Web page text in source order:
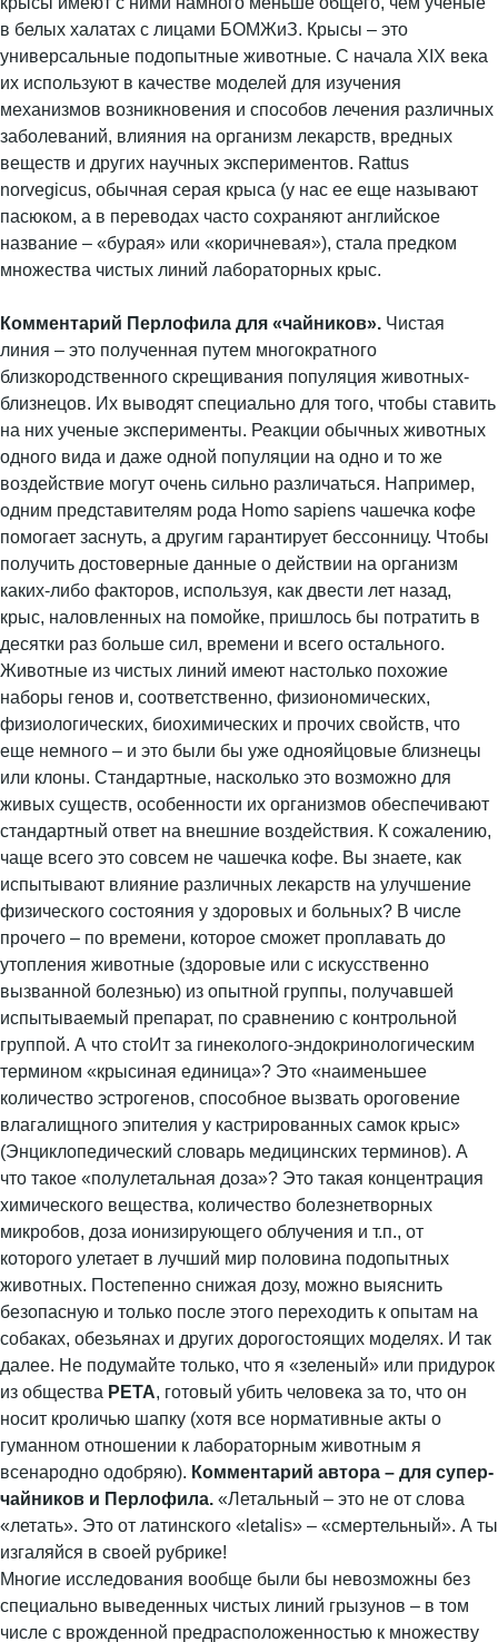
в белых халатах с лицами БОМЖиЗ. Крысы – это
универсальные подопытные животные. С начала XIX века
их используют в качестве моделей для изучения
механизмов возникновения и способов лечения различных
заболеваний, влияния на организм лекарств, вредных
веществ и других научных экспериментов. Rattus
norvegicus, обычная серая крыса (у нас ее еще называют
пасюком, а в переводах часто сохраняют английское
название – «бурая» или «коричневая»), стала предком
множества чистых линий лабораторных крыс.
Комментарий Перлофила для «чайников». Чистая
линия – это полученная путем многократного
близкородственного скрещивания популяция животных-
близнецов. Их выводят специально для того, чтобы ставить
на них ученые эксперименты. Реакции обычных животных
одного вида и даже одной популяции на одно и то же
воздействие могут очень сильно различаться. Например,
одним представителям рода Homo sapiens чашечка кофе
помогает заснуть, а другим гарантирует бессонницу. Чтобы
получить достоверные данные о действии на организм
каких-либо факторов, используя, как двести лет назад,
крыс, наловленных на помойке, пришлось бы потратить в
десятки раз больше сил, времени и всего остального.
Животные из чистых линий имеют настолько похожие
наборы генов и, соответственно, физиономических,
физиологических, биохимических и прочих свойств, что
еще немного – и это были бы уже однояйцовые близнецы
или клоны. Стандартные, насколько это возможно для
живых существ, особенности их организмов обеспечивают
стандартный ответ на внешние воздействия. К сожалению,
чаще всего это совсем не чашечка кофе. Вы знаете, как
испытывают влияние различных лекарств на улучшение
физического состояния у здоровых и больных? В числе
прочего – по времени, которое сможет проплавать до
утопления животные (здоровые или с искусственно
вызванной болезнью) из опытной группы, получавшей
испытываемый препарат, по сравнению с контрольной
группой. А что стоИт за гинеколого-эндокринологическим
термином «крысиная единица»? Это «наименьшее
количество эстрогенов, способное вызвать ороговение
влагалищного эпителия у кастрированных самок крыс»
(Энциклопедический словарь медицинских терминов). А
что такое «полулетальная доза»? Это такая концентрация
химического вещества, количество болезнетворных
микробов, доза ионизирующего облучения и т.п., от
которого улетает в лучший мир половина подопытных
животных. Постепенно снижая дозу, можно выяснить
безопасную и только после этого переходить к опытам на
собаках, обезьянах и других дорогостоящих моделях. И так
далее. Не подумайте только, что я «зеленый» или придурок
из общества PETA, готовый убить человека за то, что он
носит кроличью шапку (хотя все нормативные акты о
гуманном отношении к лабораторным животным я
всенародно одобряю). Комментарий автора – для супер-
чайников и Перлофила. «Летальный – это не от слова
«летать». Это от латинского «letalis» – «смертельный». А ты
изгаляйся в своей рубрике!
Многие исследования вообще были бы невозможны без
специально выведенных чистых линий грызунов – в том
числе с врожденной предрасположенностью к множеству